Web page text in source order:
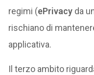
regimi (ePrivacy da
rischiano di
applicativa.
Il terzo ambito